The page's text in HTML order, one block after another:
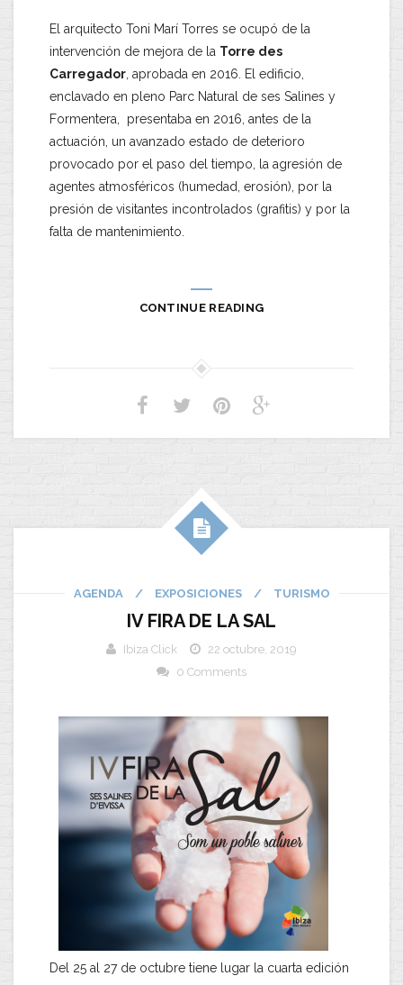
El arquitecto Toni Marí Torres se ocupó de la
intervención de mejora de la Torre des
Carregador, aprobada en 2016. El edificio,
enclavado en pleno Parc Natural de ses Salines y
Formentera, presentaba en 2016, antes de la
actuación, un avanzado estado de deterioro
provocado por el paso del tiempo, la agresión de
agentes atmosféricos (humedad, erosión), por la
presión de visitantes incontrolados (grafitis) y por la
falta de mantenimiento.
CONTINUE READING
AGENDA / EXPOSICIONES / TURISMO
IV FIRA DE LA SAL
Ibiza Click
22 octubre, 2019
0 Comments
Del 25 al 27 de octubre tiene lugar la cuarta edición